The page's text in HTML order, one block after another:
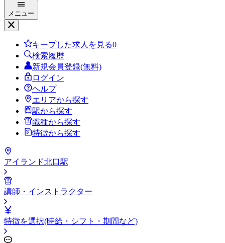
メニュー
キープした求人を見る0
検索履歴
新規会員登録(無料)
ログイン
ヘルプ
エリアから探す
駅から探す
職種から探す
特徴から探す
アイランド北口駅
講師・インストラクター
特徴を選択(時給・シフト・期間など)